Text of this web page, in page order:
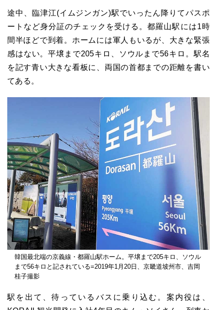
途中、臨津江(イムジンガン)駅でいったん降りてパスポ
ートなど身分証のチェックを受ける。都羅山駅には1時
間半ほどで到着。ホームには軍人もいるが、大きな緊張
感はない。平壌まで205キロ、ソウルまで56キロ。駅名
を記す青い大きな看板に、両国の首都までの距離を書い
てある。
韓国最北端の京義線・都羅山駅ホーム。平壌まで205キロ、ソウル
まで56キロと記されている=2019年1月20日、京畿道坡州市、吉岡
桂子撮影
駅を出て、待っているバスに乗り込む。案内役は、